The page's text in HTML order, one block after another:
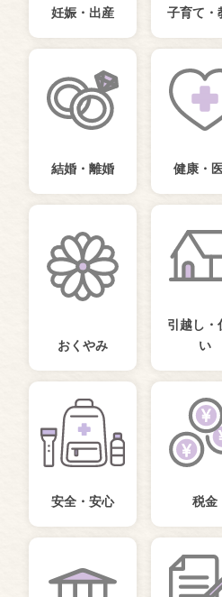
妊娠・出産 子育て・
結婚・離婚 健康・
おくやみ
引越し・
い
安全・安心 税金